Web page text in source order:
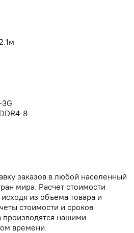
8
заказов в любой населенный
мира. Расчет стоимости
из объема товара и
стоимости и сроков
производятся нашими
времени.